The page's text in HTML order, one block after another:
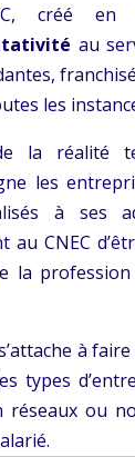
créé en
au
les
la réalité
les
à ses
au CNEC
la
à
types
réseaux ou